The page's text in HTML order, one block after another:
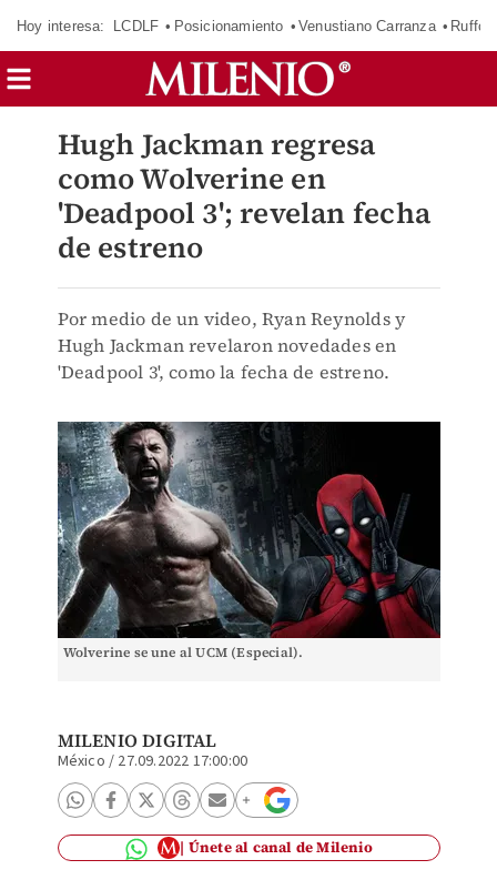
Hoy interesa: LCDLF Posicionamiento Venustiano Carranza Ruffo
Hugh Jackman regresa
como Wolverine en
'Deadpool 3'; revelan fecha
de estreno
Por medio de un video, Ryan Reynolds y
Hugh Jackman revelaron novedades en
'Deadpool 3', como la fecha de estreno.
Wolverine se une al UCM (Especial).
MILENIO DIGITAL
México / 27.09.2022 17:00:00
Únete al canal de Milenio